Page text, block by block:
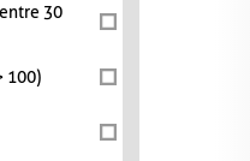
30
100)